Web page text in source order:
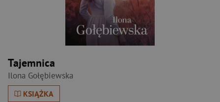
Tajemnica
Ilona Gołębiewska
KSIĄŻKA